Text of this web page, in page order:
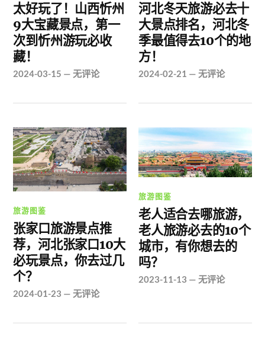
太好玩了！山西忻州
9大宝藏景点，第一
次到忻州游玩必收
藏！
2024-03-15 —无评论
河北冬天旅游必去十
大景点排名，河北冬
季最值得去10个的地
方！
2024-02-21 —无评论
旅游图鉴
张家口旅游景点推
荐，河北张家口10大
必玩景点，你去过几
个？
2024-01-23 —无评论
旅游图鉴
老人适合去哪旅游，
老人旅游必去的10个
城市，有你想去的
吗？
2023-11-13 —无评论